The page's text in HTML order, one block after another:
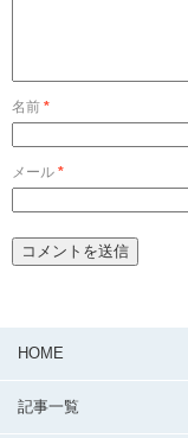
名前 *
メール *
HOME
記事一覧